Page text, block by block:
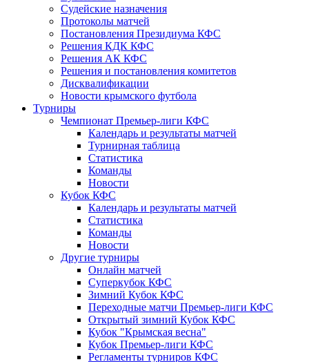
Судейские назначения
Протоколы матчей
Постановления Президиума КФС
Решения КДК КФС
Решения АК КФС
Решения и постановления комитетов
Дисквалификации
Новости крымского футбола
Турниры
Чемпионат Премьер-лиги КФС
Календарь и результаты матчей
Турнирная таблица
Статистика
Команды
Новости
Кубок КФС
Календарь и результаты матчей
Статистика
Команды
Новости
Другие турниры
Онлайн матчей
Суперкубок КФС
Зимний Кубок КФС
Переходные матчи Премьер-лиги КФС
Открытый зимний Кубок КФС
Кубок "Крымская весна"
Кубок Премьер-лиги КФС
Регламенты турниров КФС